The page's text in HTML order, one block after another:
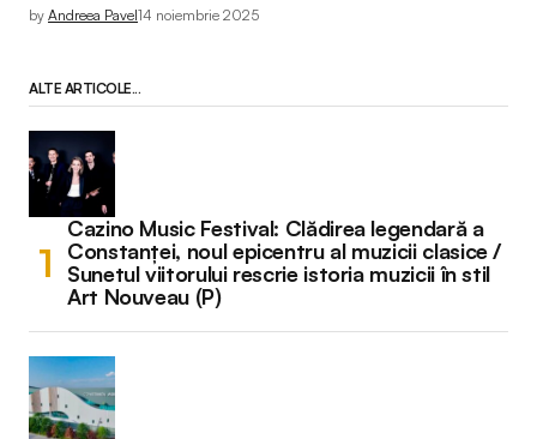
by Andreea Pavel14 noiembrie 2025
ALTE ARTICOLE...
Cazino Music Festival: Clădirea legendară a
Constanței, noul epicentru al muzicii clasice /
Sunetul viitorului rescrie istoria muzicii în stil
Art Nouveau (P)